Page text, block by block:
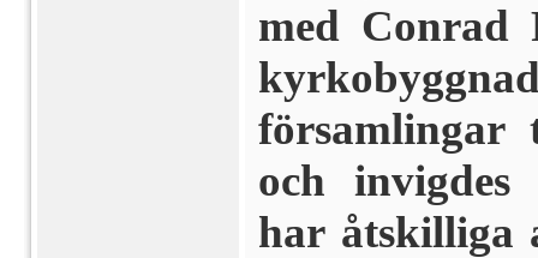
med Conrad
församlingar
och invigdes
har åtskilliga